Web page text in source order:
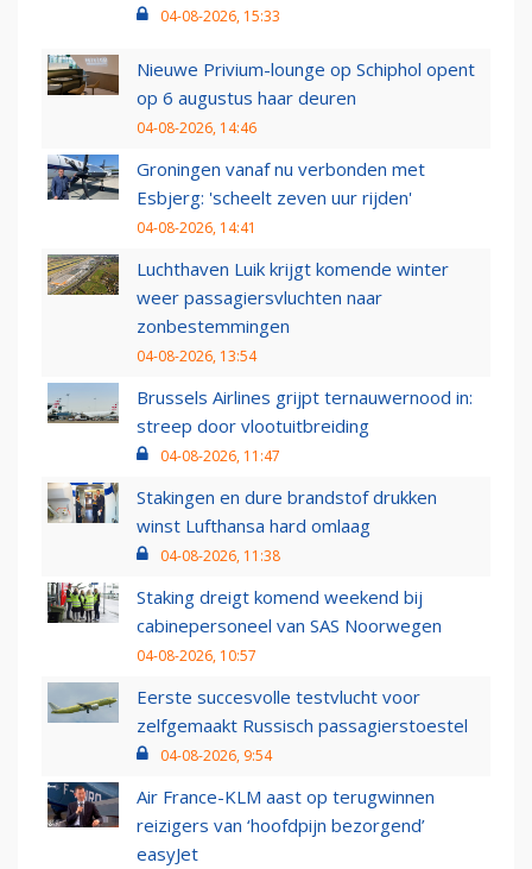
04-08-2026, 15:33
Nieuwe Privium-lounge op Schiphol opent
op 6 augustus haar deuren
04-08-2026, 14:46
Groningen vanaf nu verbonden met
Esbjerg: 'scheelt zeven uur rijden'
04-08-2026, 14:41
Luchthaven Luik krijgt komende winter
weer passagiersvluchten naar
zonbestemmingen
04-08-2026, 13:54
Brussels Airlines grijpt ternauwernood in:
streep door vlootuitbreiding
04-08-2026, 11:47
Stakingen en dure brandstof drukken
winst Lufthansa hard omlaag
04-08-2026, 11:38
Staking dreigt komend weekend bij
cabinepersoneel van SAS Noorwegen
04-08-2026, 10:57
Eerste succesvolle testvlucht voor
zelfgemaakt Russisch passagierstoestel
04-08-2026, 9:54
Air France-KLM aast op terugwinnen
reizigers van ‘hoofdpijn bezorgend’
easyJet